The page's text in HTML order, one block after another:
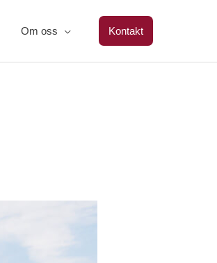
Om oss Kontakt